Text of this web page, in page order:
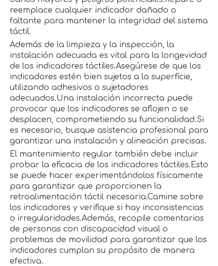
reemplace cualquier indicador dañado o
faltante para mantener la integridad del sistema
táctil.
Además de la limpieza y la inspección, la
instalación adecuada es vital para la longevidad
de los indicadores táctiles.Asegúrese de que los
indicadores estén bien sujetos a la superficie,
utilizando adhesivos o sujetadores
adecuados.Una instalación incorrecta puede
provocar que los indicadores se aflojen o se
desplacen, comprometiendo su funcionalidad.Si
es necesario, busque asistencia profesional para
garantizar una instalación y alineación precisas.
El mantenimiento regular también debe incluir
probar la eficacia de los indicadores táctiles.Esto
se puede hacer experimentándolos físicamente
para garantizar que proporcionen la
retroalimentación táctil necesaria.Camine sobre
los indicadores y verifique si hay inconsistencias
o irregularidades.Además, recopile comentarios
de personas con discapacidad visual o
problemas de movilidad para garantizar que los
indicadores cumplan su propósito de manera
efectiva.